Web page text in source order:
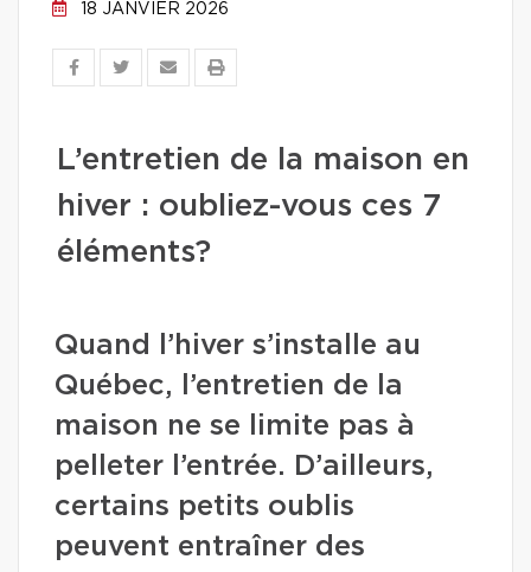
18 JANVIER 2026
L’entretien de la maison en
hiver : oubliez-vous ces 7
éléments?
Quand l’hiver s’installe au
Québec, l’entretien de la
maison ne se limite pas à
pelleter l’entrée. D’ailleurs,
certains petits oublis
peuvent entraîner des